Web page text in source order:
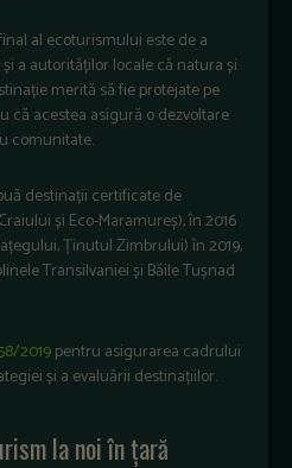
al ecoturismului este de a
a autorităților locale că natura și
merită să fie protejate pe
acestea asigură o dezvoltare
comunitate.
destinații certificate de
și Eco-Maramureș), în 2016
Ținutul Zimbrului) în 2019,
Transilvaniei și Băile Tușnad
2019pentru asigurarea cadrului
și a evaluării destinațiilor.
la noi în țară